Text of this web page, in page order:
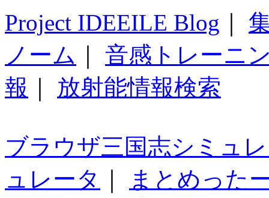
Project IDEEILE Blog
ノーム
音感トレーニ
報
放射能情報検索
ブラウザ三国志シミュ
ュレータ
まとめった